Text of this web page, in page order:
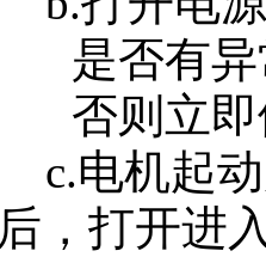
是否有
否则立
c.电机起
后，打开进